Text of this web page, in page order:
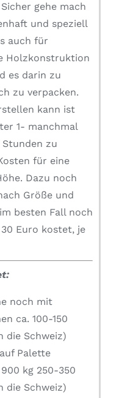
gehe mach
und speziell
auch für
Holzkonstruktion
es darin zu
zu verpacken.
kann ist
1- manchmal
zu
für eine
Dazu noch
Größe und
besten Fall noch
Euro kostet, je
noch mit
ca. 100-150
die Schweiz)
Palette
kg 250-350
die Schweiz)